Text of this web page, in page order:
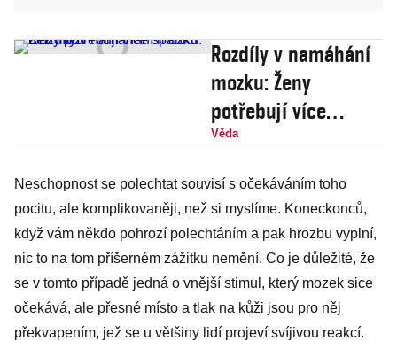
Rozdíly v namáhání
mozku: Ženy
potřebují více
spánku než muži
Věda
Neschopnost se polechtat souvisí s očekáváním toho
pocitu, ale komplikovaněji, než si myslíme. Koneckonců,
když vám někdo pohrozí polechtáním a pak hrozbu vyplní,
nic to na tom příšerném zážitku nemění. Co je důležité, že
se v tomto případě jedná o vnější stimul, který mozek sice
očekává, ale přesné místo a tlak na kůži jsou pro něj
překvapením, jež se u většiny lidí projeví svíjivou reakcí.